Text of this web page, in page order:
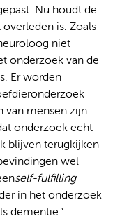
Nu houdt de
is. Zoals
niet
onderzoek van de
Er worden
van mensen zijn
onderzoek echt
blijven terugkijken
wel
self-fulfilling
in het onderzoek
dementie.”